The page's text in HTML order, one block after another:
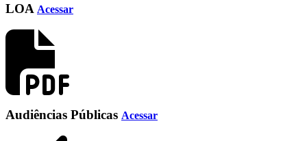
LOA Acessar
Audiências Públicas Acessar